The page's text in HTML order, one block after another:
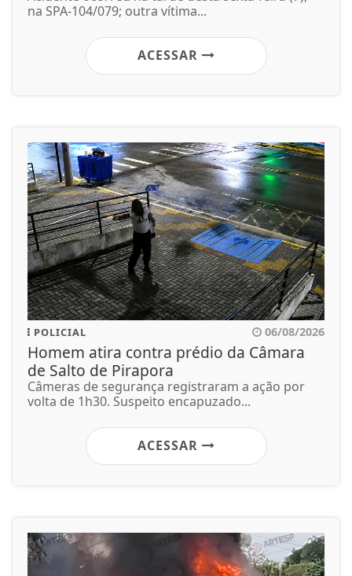
na SPA-104/079; outra vítima...
ACESSAR
POLICIAL 06/08/2026
Homem atira contra prédio da Câmara
de Salto de Pirapora
Câmeras de segurança registraram a ação por
volta de 1h30. Suspeito encapuzado...
ACESSAR